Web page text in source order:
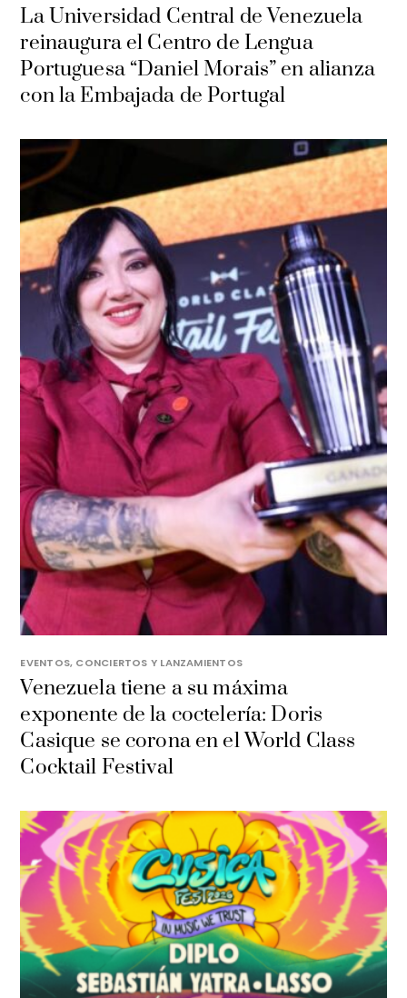
La Universidad Central de Venezuela
reinaugura el Centro de Lengua
Portuguesa “Daniel Morais” en alianza
con la Embajada de Portugal
EVENTOS, CONCIERTOS Y LANZAMIENTOS
Venezuela tiene a su máxima
exponente de la coctelería: Doris
Casique se corona en el World Class
Cocktail Festival